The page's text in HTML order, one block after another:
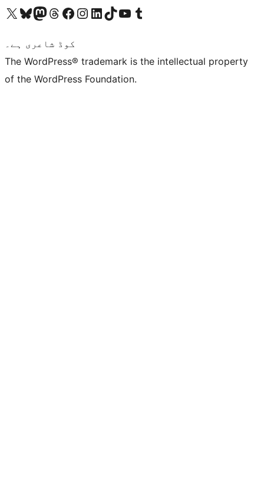
Visit our X (formerly Twitter) account
ہمارے بلیواسکائی اکاؤنٹ پر جائیں
Visit our Mastodon account
ہمارے ٹھریڈز اکاؤنٹ پر جائیں
Visit our Facebook page
Visit our Instagram account
Visit our LinkedIn account
ہمارے ٹک ٹاک اکاؤنٹ پر جائیں
Visit our YouTube channel
ہمارے ٹمبلر اکاؤنٹ پر جائیں
کوڈ شاعری ہے۔
The WordPress® trademark is the intellectual property
of the WordPress Foundation.